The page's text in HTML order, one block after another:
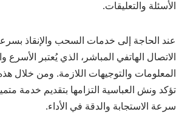
الأسئلة والتعليقات.
عند الحاجة إلى خدمات السحب والإنقاذ
الاتصال الهاتفي المباشر، الذي يُعتبر الأسرع
المعلومات والتوجيهات اللازمة. ومن خلال
تؤكد ونش العباسية التزامها بتقديم خدمة
سرعة الاستجابة والدقة في الأداء.